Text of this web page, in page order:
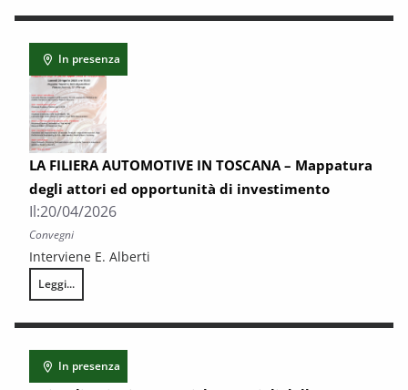
In presenza
LA FILIERA AUTOMOTIVE IN TOSCANA – Mappatura
degli attori ed opportunità di investimento
Il:20/04/2026
Convegni
Interviene E. Alberti
Leggi...
LA FILIERA AUTOMOTIVE IN TOSCANA – Mappatura degli attori ed
In presenza